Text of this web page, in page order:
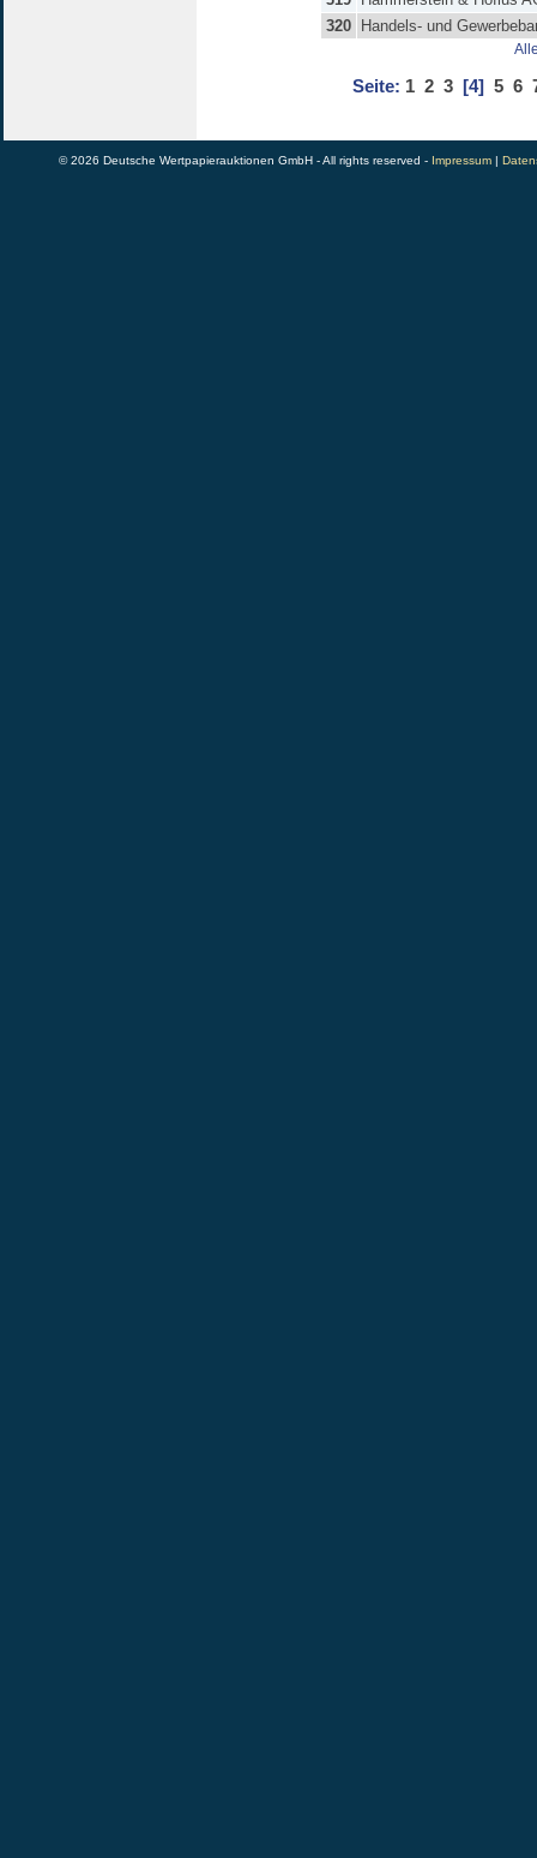
320
Handels- und
Seite: 1 2 3 [4] 5 6
© 2026 Deutsche Wertpapierauktionen GmbH - All rights reserved - Impressum|